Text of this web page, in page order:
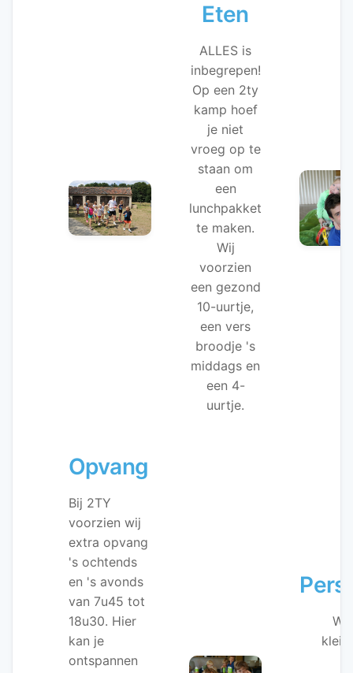
Eten
ALLES is
inbegrepen!
Op een 2ty
kamp hoef
je niet
vroeg op te
staan om
een
lunchpakket
te maken.
Wij
voorzien
een gezond
10-uurtje,
een vers
broodje 's
middags en
een 4-
uurtje.
Opvang
Bij 2TY
voorzien wij
extra opvang
's ochtends
en 's avonds
van 7u45 tot
18u30. Hier
kan je
ontspannen